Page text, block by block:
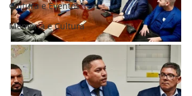
Cultura e Eventos
Memória e Cultura